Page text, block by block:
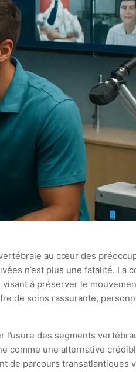
au cœur des
n’est plus une fatalité. La
à préserver le
de soins rassurante,
des segments
comme une alternative
de parcours transatlantiques